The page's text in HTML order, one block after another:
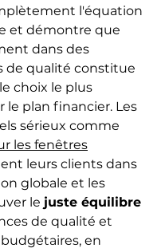
l'équation
et démontre que
dans des
de qualité constitue
choix le plus
le plan financier. Les
sérieux comme
les fenêtres
leurs clients dans
globale et les
le juste équilibre
de qualité et
en